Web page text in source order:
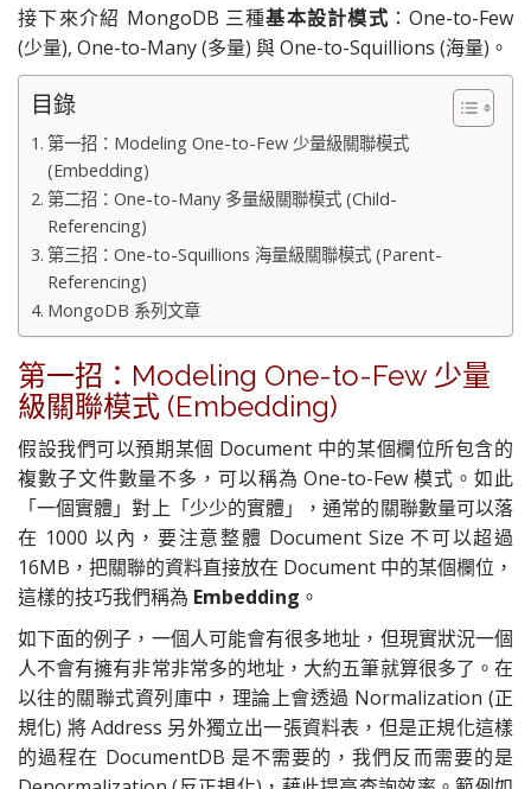
接下來介紹 MongoDB 三種基本設計模式 ： One-to-Few
(少量), One-to-Many (多量) 與 One-to-Squillions (海量)。
目錄
第一招：Modeling One-to-Few 少量級關聯模式
(Embedding)
第二招：One-to-Many 多量級關聯模式 (Child-
Referencing)
第三招：One-to-Squillions 海量級關聯模式 (Parent-
Referencing)
MongoDB 系列文章
第一招：Modeling One-to-Few 少量
級關聯模式 (Embedding)
假設我們可以預期某個 Document 中的某個欄位所包含的
複數子文件數量不多，可以稱為 One-to-Few 模式。如此
「一個實體」對上「少少的實體」，通常的關聯數量可以落
在 1000 以內，要注意整體 Document Size 不可以超過
16MB，把關聯的資料直接放在 Document 中的某個欄位，
這樣的技巧我們稱為 Embedding 。
如下面的例子，一個人可能會有很多地址，但現實狀況一個
人不會有擁有非常非常多的地址，大約五筆就算很多了。在
以往的關聯式資列庫中，理論上會透過 Normalization (正
規化) 將 Address 另外獨立出一張資料表，但是正規化這樣
的過程在 DocumentDB 是不需要的，我們反而需要的是